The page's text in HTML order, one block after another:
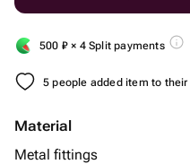
500 ₽ × 4 Split payments
5 people added item to
Material
Metal fittings